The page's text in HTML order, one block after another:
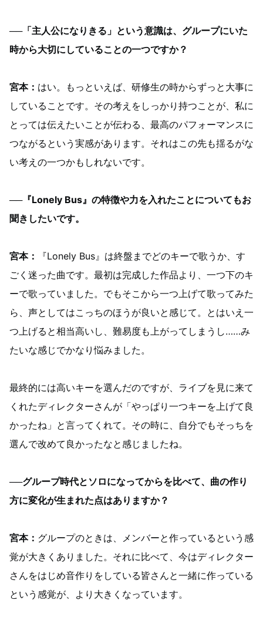
──「主人公になりきる」という意識は、グループにいた
時から大切にしていることの一つですか？
宮本： はい。もっといえば、研修生の時からずっと大事に
していることです。その考えをしっかり持つことが、私に
とっては伝えたいことが伝わる、最高のパフォーマンスに
つながるという実感があります。それはこの先も揺るがな
い考えの一つかもしれないです。
──『Lonely Bus』の特徴や力を入れたことについてもお
聞きしたいです。
宮本：
『Lonely Bus』は終盤までどのキーで歌うか、す
ごく迷った曲です。最初は完成した作品より、一つ下のキ
ーで歌っていました。でもそこから一つ上げて歌ってみた
ら、声としてはこっちのほうが良いと感じて。とはいえ一
つ上げると相当高いし、難易度も上がってしまうし……み
たいな感じでかなり悩みました。
最終的には高いキーを選んだのですが、ライブを見に来て
くれたディレクターさんが「やっぱり一つキーを上げて良
かったね」と言ってくれて。その時に、自分でもそっちを
選んで改めて良かったなと感じましたね。
──グループ時代とソロになってからを比べて、曲の作り
方に変化が生まれた点はありますか？
宮本： グループのときは、メンバーと作っているという感
覚が大きくありました。それに比べて、今はディレクター
さんをはじめ音作りをしている皆さんと一緒に作っている
という感覚が、より大きくなっています。